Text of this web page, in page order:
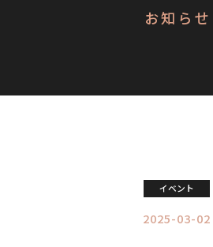
リフォーム・リノベーション
Information
お知らせ
イベント
2025-03-02